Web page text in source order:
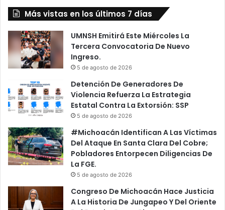
Más vistas en los últimos 7 días
UMNSH Emitirá Este Miércoles La
Tercera Convocatoria De Nuevo
Ingreso.
5 de agosto de 2026
Detención De Generadores De
Violencia Refuerza La Estrategia
Estatal Contra La Extorsión: SSP
5 de agosto de 2026
#Michoacán Identifican A Las Víctimas
Del Ataque En Santa Clara Del Cobre;
Pobladores Entorpecen Diligencias De
La FGE.
5 de agosto de 2026
Congreso De Michoacán Hace Justicia
A La Historia De Jungapeo Y Del Oriente